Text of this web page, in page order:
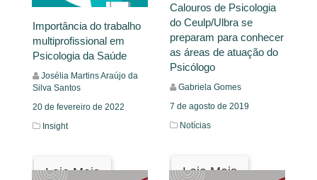
Importância do trabalho
multiprofissional em
Psicologia da Saúde
Josélia Martins Araújo da
Silva Santos
20 de fevereiro de 2022
Insight
Leia Mais
Calouros de Psicologia
do Ceulp/Ulbra se
preparam para conhecer
as áreas de atuação do
Psicólogo
Gabriela Gomes
7 de agosto de 2019
Notícias
Leia Mais